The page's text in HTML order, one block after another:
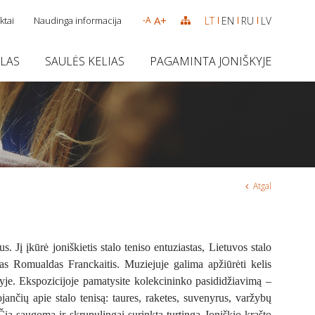
Naudinga informacija -A A+ LT EN RU LV
SAULĖS KELIAS PAGAMINTA JONIŠKYJE
Atgal
Jį įkūrė joniškietis stalo teniso entuziastas, Lietuvos stalo
Romualdas Franckaitis. Muziejuje galima apžiūrėti kelis
Ekspozicijoje pamatysite kolekcininko pasididžiavimą –
apie stalo tenisą: taures, raketes, suvenyrus, varžybų